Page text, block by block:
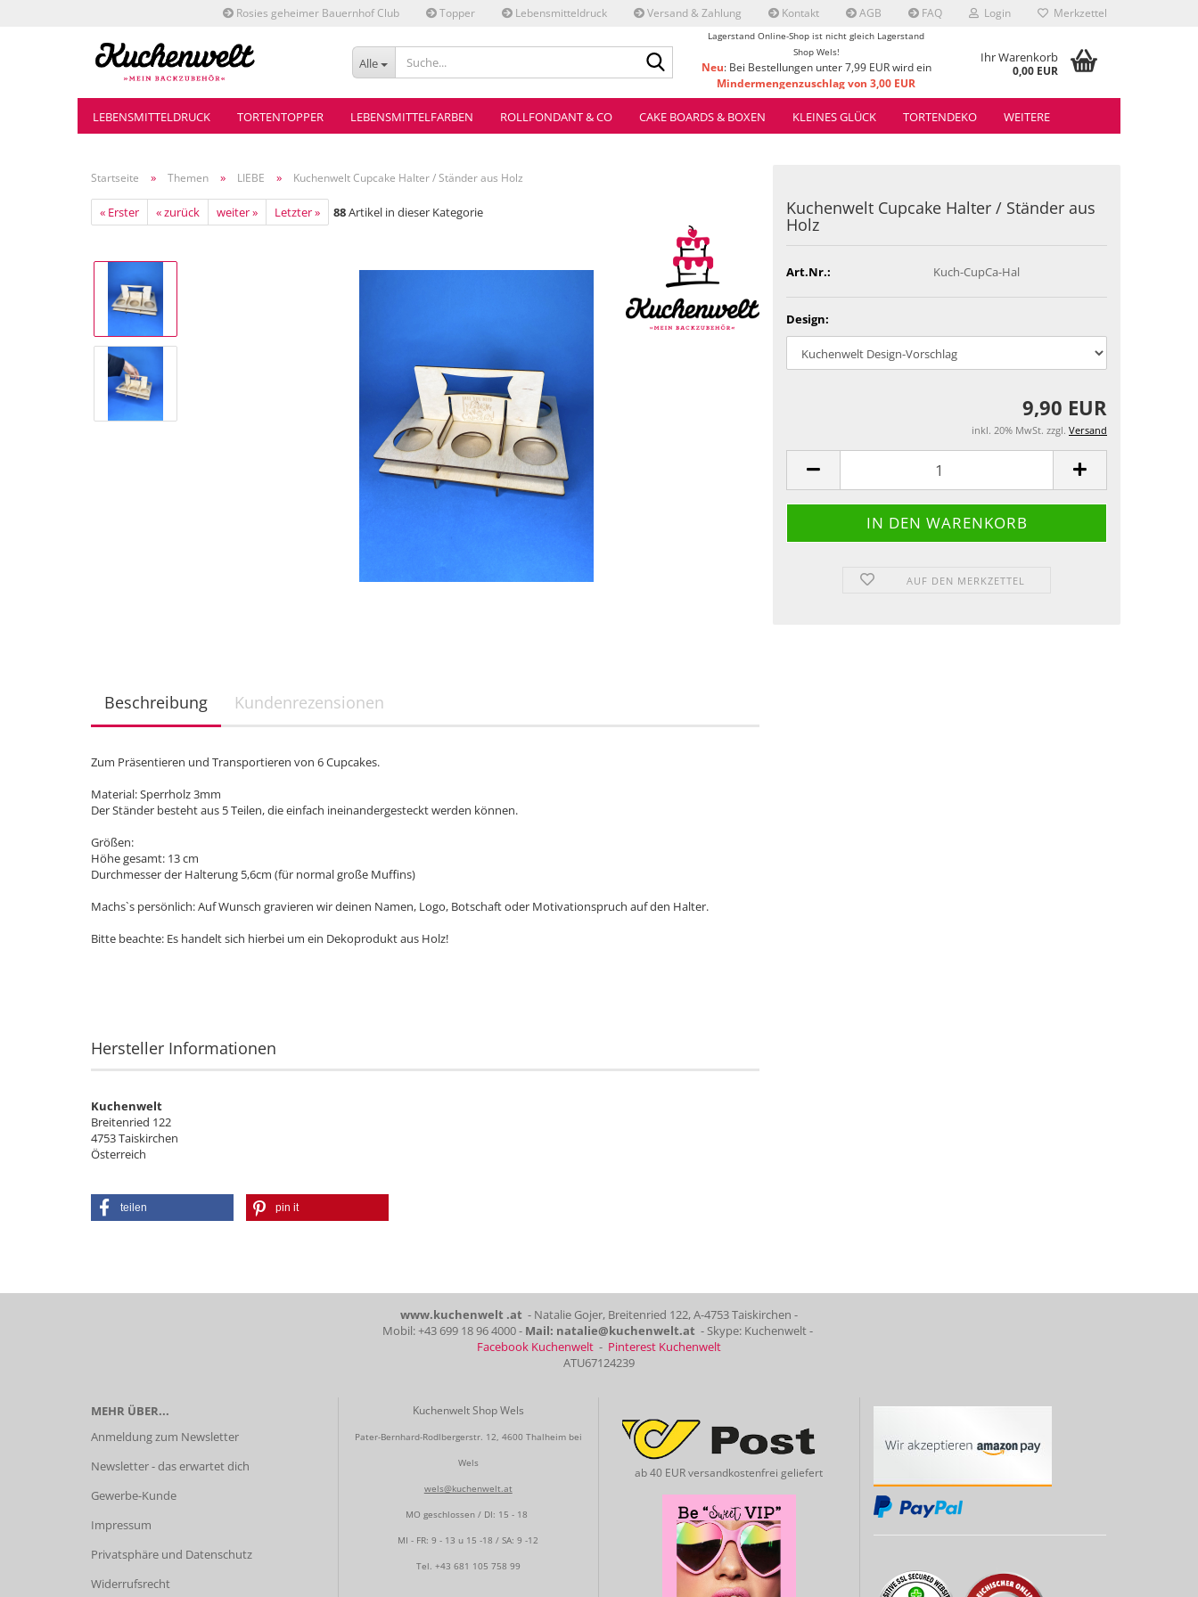
Rosies geheimer Bauernhof Club Topper Lebensmitteldruck Versand & Zahlung Kontakt AGB FAQ Login Merkzettel
Alle
Lagerstand Online-Shop ist nicht gleich Lagerstand
Shop Wels!
Neu: Bei Bestellungen unter 7,99 EUR wird ein
Mindermengenzuschlag von 3,00 EUR
verrechnet.
Ihr Warenkorb
0,00 EUR
LEBENSMITTELDRUCK TORTENTOPPER LEBENSMITTELFARBEN ROLLFONDANT & CO CAKE BOARDS & BOXEN KLEINES GLÜCK TORTENDEKO WEITERE
Startseite » Themen » LIEBE » Kuchenwelt Cupcake Halter / Ständer aus Holz
« Erster « zurück weiter » Letzter » 88Artikel in dieser Kategorie Kuchenwelt Cupcake Halter / Ständer aus
Holz
Art.Nr.: Kuch-CupCa-Hal
Design:
9,90 EUR
inkl. 20% MwSt. zzgl. Versand
AUF DEN MERKZETTEL
Beschreibung Kundenrezensionen
Zum Präsentieren und Transportieren von 6 Cupcakes.
Material: Sperrholz 3mm
Der Ständer besteht aus 5 Teilen, die einfach ineinandergesteckt werden können.
Größen:
Höhe gesamt: 13 cm
Durchmesser der Halterung 5,6cm (für normal große Muffins)
Machs`s persönlich: Auf Wunsch gravieren wir deinen Namen, Logo, Botschaft oder Motivationspruch auf den Halter.
Bitte beachte: Es handelt sich hierbei um ein Dekoprodukt aus Holz!
Hersteller Informationen
Kuchenwelt
Breitenried 122
4753 Taiskirchen
Österreich
teilen pin it
www.kuchenwelt .at - Natalie Gojer, Breitenried 122, A-4753 Taiskirchen -
Mobil: +43 699 18 96 4000 - Mail: natalie@kuchenwelt.at - Skype: Kuchenwelt -
Facebook Kuchenwelt - Pinterest Kuchenwelt
ATU67124239
MEHR ÜBER...
Anmeldung zum Newsletter
Newsletter - das erwartet dich
Gewerbe-Kunde
Impressum
Privatsphäre und Datenschutz
Widerrufsrecht
Kuchenwelt Shop Wels
Pater-Bernhard-Rodlbergerstr. 12, 4600 Thalheim bei
Wels
wels@kuchenwelt.at
MO geschlossen / DI: 15 - 18
MI - FR: 9 - 13 u 15 -18 / SA: 9 -12
Tel. +43 681 105 758 99
ab 40 EUR versandkostenfrei geliefert